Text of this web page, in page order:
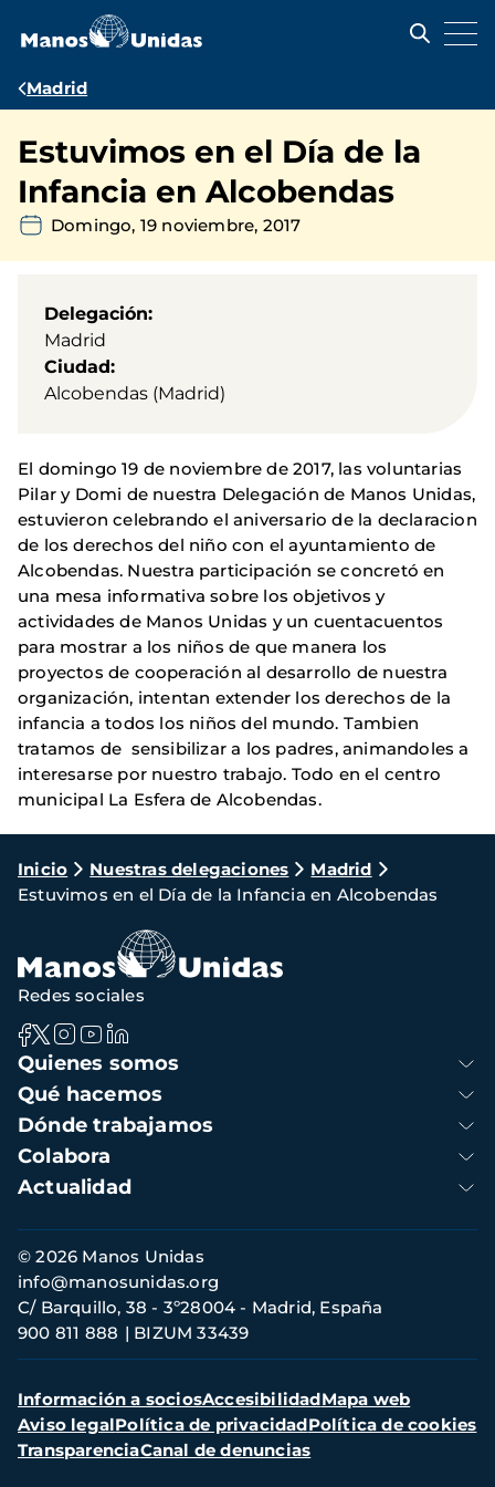
contenido
Ruta
navegación
Madrid
Estuvimos en el Día de la
Infancia en Alcobendas
Domingo, 19 noviembre, 2017
Delegación
Madrid
Ciudad
Alcobendas (Madrid)
El domingo 19 de noviembre de 2017, las voluntarias
Pilar y Domi de nuestra Delegación de Manos Unidas,
estuvieron celebrando el aniversario de la declaracion
de los derechos del niño con el ayuntamiento de
Alcobendas. Nuestra participación se concretó en
una mesa informativa sobre los objetivos y
actividades de Manos Unidas y un cuentacuentos
para mostrar a los niños de que manera los
proyectos de cooperación al desarrollo de nuestra
organización, intentan extender los derechos de la
infancia a todos los niños del mundo. Tambien
tratamos de sensibilizar a los padres, animandoles a
interesarse por nuestro trabajo. Todo en el centro
municipal La Esfera de Alcobendas.
Ruta
de
navegación
Inicio Nuestras delegaciones
Madrid
Estuvimos en el Día de la Infancia en Alcobendas
Navegación
principal
Quienes somos
Qué hacemos
Dónde trabajamos
Colabora
Actualidad
Redes sociales
Información
de
contacto
© 2026 Manos Unidas
C/ Barquillo, 38 - 3º28004 - Madrid, España
900 811 888
BIZUM 33439
info@manosunidas.org
Menú
secundario
Información a sociosAccesibilidadMapa web
Aviso legalPolítica de privacidadPolítica de cookies
TransparenciaCanal de denuncias